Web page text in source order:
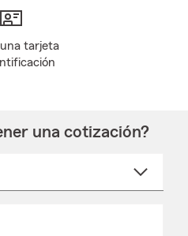
tarjeta
una cotización?